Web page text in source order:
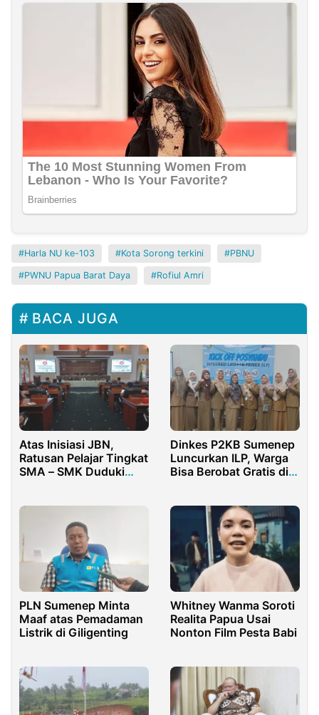
Harla NU ke-103 Kota Sorong terkini PBNU
PWNU Papua Barat Daya Rofiul Amri
BACA JUGA
Atas Inisiasi JBN,
Ratusan Pelajar Tingkat
SMA – SMK Duduki
Dinkes P2KB Sumenep
Luncurkan ILP, Warga
Bisa Berobat Gratis di
PLN Sumenep Minta
Maaf atas Pemadaman
Listrik di Giligenting
Whitney Wanma Soroti
Realita Papua Usai
Nonton Film Pesta Babi